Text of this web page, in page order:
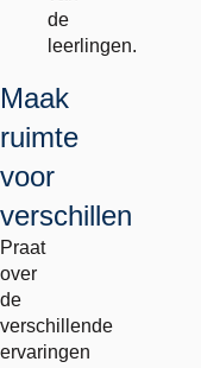
de
leerlingen.
Maak
ruimte
voor
verschillen
Praat
over
de
verschillende
ervaringen